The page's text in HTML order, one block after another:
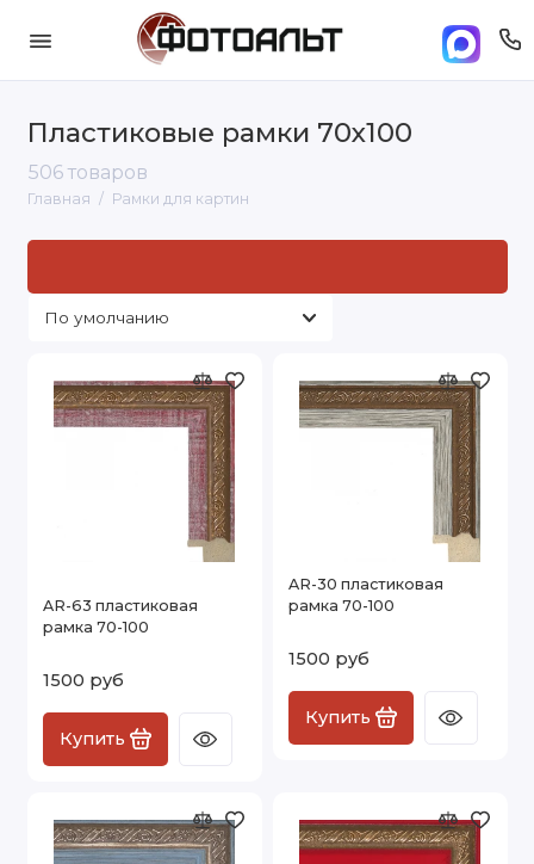
Пластиковые рамки 70х100
506 товаров
Главная Рамки для картин
AR-63 пластиковая
рамка 70-100
1500 руб
Купить
AR-30 пластиковая
рамка 70-100
1500 руб
Купить